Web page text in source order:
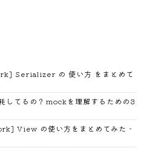
Serializer の 使い方 をまとめて
てるの？mockを理解するための3
View の使い方をまとめてみた -